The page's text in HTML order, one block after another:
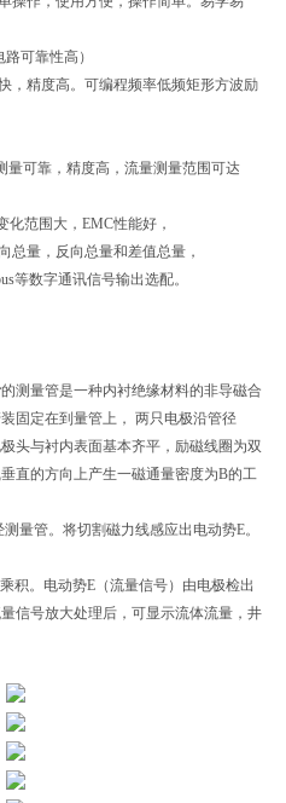
可靠性高）
，精度高。可编程频率低频矩形方波励
量可靠，精度高，流量测量范围可达
化范围大，EMC性能好，
总量，反向总量和差值总量，
等数字通讯信号输出选配。
的测量管是一种内衬绝缘材料的非导磁合
固定在到量管上， 两只电极沿管径
头与衬内表面基本齐平，励磁线圈为双
直的方向上产生一磁通量密度为B的工
量管。将切割磁力线感应出电动势E。
积。电动势E（流量信号）由电极检出
信号放大处理后，可显示流体流量，井